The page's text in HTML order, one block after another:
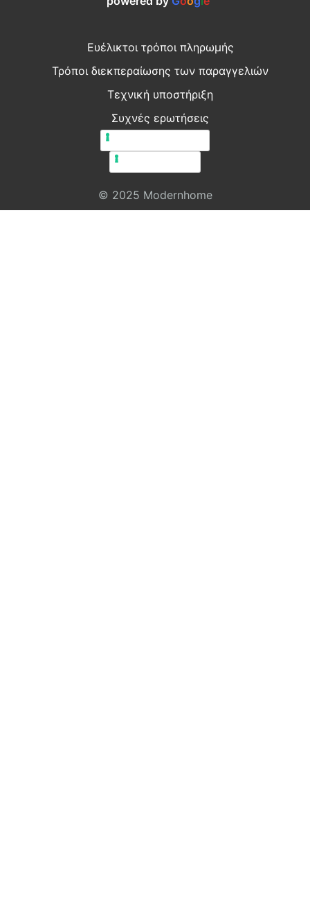
Ευέλικτοι τρόποι πληρωμής
Τρόποι διεκπεραίωσης των παραγγελιών
Τεχνική υποστήριξη
Συχνές ερωτήσεις
© 2025 Modernhome